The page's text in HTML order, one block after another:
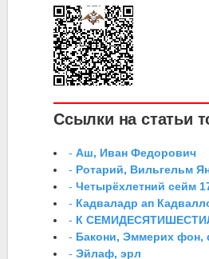
Ссылки на статьи
-Аш, Иван Федорович
- Ротарий, Вильгельм
-Четырёхлетний сейм
- Кадваладр ап
- К
- Бакони, Эммерих фон,
-Эйлаф, эрл